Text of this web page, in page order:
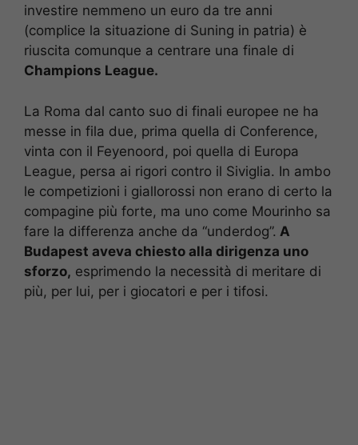
investire nemmeno un euro da tre anni
(complice la situazione di Suning in patria) è
riuscita comunque a centrare una finale di
Champions League.
La Roma dal canto suo di finali europee ne ha
messe in fila due, prima quella di Conference,
vinta con il Feyenoord, poi quella di Europa
League, persa ai rigori contro il Siviglia. In ambo
le competizioni i giallorossi non erano di certo la
compagine più forte, ma uno come Mourinho sa
fare la differenza anche da “underdog”. A
Budapest aveva chiesto alla dirigenza uno
sforzo, esprimendo la necessità di meritare di
più, per lui, per i giocatori e per i tifosi.